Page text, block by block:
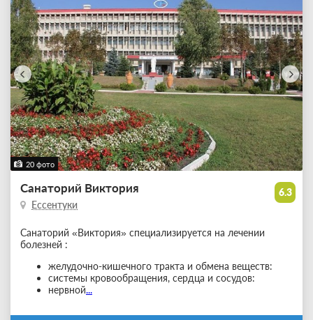
20 фото
6.3
Санаторий Виктория
Ессентуки
Санаторий «Виктория» специализируется на лечении
болезней :
желудочно-кишечного тракта и обмена веществ:
системы кровообращения, сердца и сосудов:
нервной...